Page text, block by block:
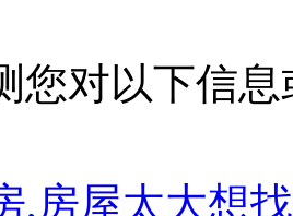
您对以下信
,房屋太大想